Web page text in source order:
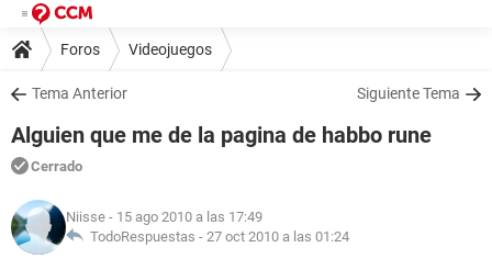
Foros Videojuegos
Tema Anterior Siguiente Tema
Alguien que me de la pagina de habbo rune
Cerrado
Niisse - 15 ago 2010 a las 17:49
TodoRespuestas - 27 oct 2010 a las 01:24